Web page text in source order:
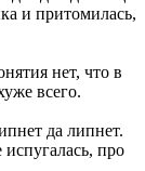
и притомилась,
нет, что в
всего.
да липнет.
про